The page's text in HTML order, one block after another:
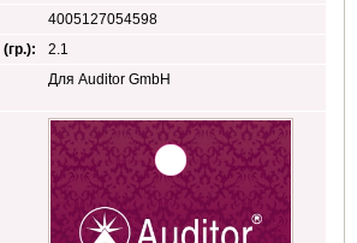
4005127054598
2.1
Для Auditor GmbH